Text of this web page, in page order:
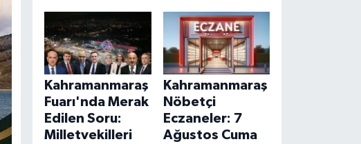
Kahramanmaraş
Fuarı'nda Merak
Edilen Soru:
Milletvekilleri
Kahramanmaraş
Nöbetçi
Eczaneler: 7
Ağustos Cuma